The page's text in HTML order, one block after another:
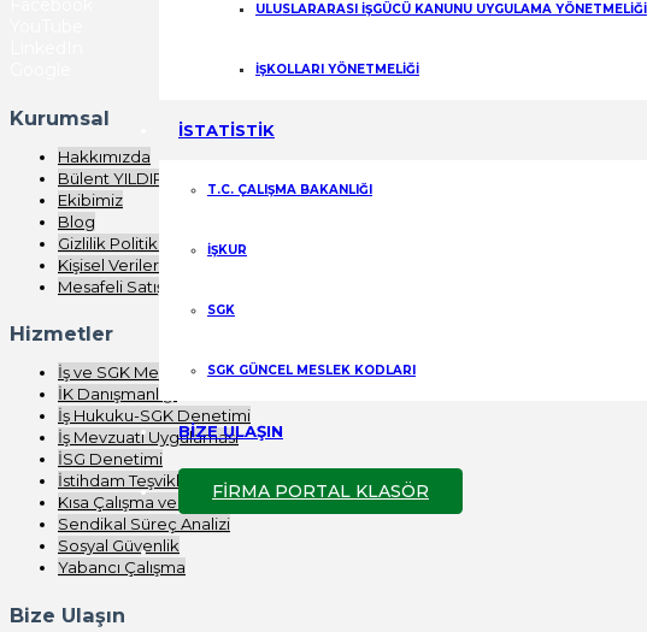
ULUSLARARASI İŞGÜCÜ KANUNU UYGULAMA YÖNETMELİĞİ
İŞKOLLARI YÖNETMELİĞİ
İSTATİSTİK
T.C. ÇALIŞMA BAKANLIĞI
İŞKUR
SGK
SGK GÜNCEL MESLEK KODLARI
BİZE ULAŞIN
FİRMA PORTAL KLASÖR
Kurumsal
Hakkımızda
Bülent YILDIRIM
Ekibimiz
Blog
Gizlilik Politikası
Kişisel Verilerin Korunması
Mesafeli Satış Sözleşmesi
Hizmetler
İş ve SGK Mevzuatı Eğitimi
İK Danışmanlığı
İş Hukuku-SGK Denetimi
İş Mevzuatı Uygulaması
İSG Denetimi
İstihdam Teşvikleri
Kısa Çalışma ve Nakdi Ücret
Sendikal Süreç Analizi
Sosyal Güvenlik
Yabancı Çalışma
Bize Ulaşın